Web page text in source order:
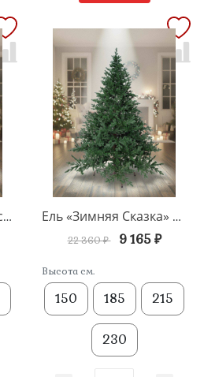
Ель «Мелодия Рождества» напольная Ель «Зимняя Сказка» напольная
22 360 ₽ 9 165 ₽
Высота см.
150 185 215
230